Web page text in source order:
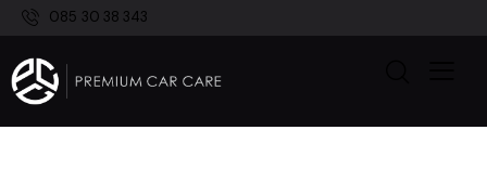
085 30 38 343